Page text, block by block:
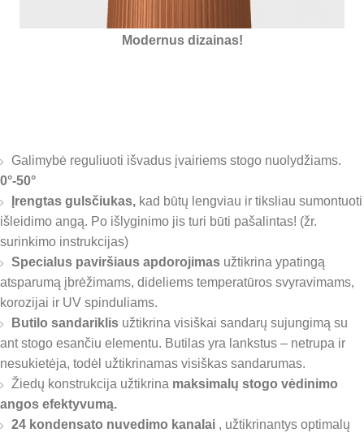
Izoliuotas putų polistirolu
Galimybė reguliuoti išvadus įvairiems stogo nuolydžiams.
0°-50°
Įrengtas gulsčiukas, kad būtų lengviau ir tiksliau sumontuoti
išleidimo angą. Po išlyginimo jis turi būti pašalintas! (žr.
surinkimo instrukcijas)
Specialus paviršiaus apdorojimas užtikrina ypatingą
atsparumą įbrėžimams, dideliems temperatūros svyravimams,
korozijai ir UV spinduliams.
Butilo sandariklis užtikrina visiškai sandarų sujungimą su
ant stogo esančiu elementu. Butilas yra lankstus – netrupa ir
nesukietėja, todėl užtikrinamas visiškas sandarumas.
Žiedų konstrukcija užtikrina maksimalų stogo vėdinimo
angos efektyvumą.
24 kondensato nuvedimo kanalai , užtikrinantys optimalų